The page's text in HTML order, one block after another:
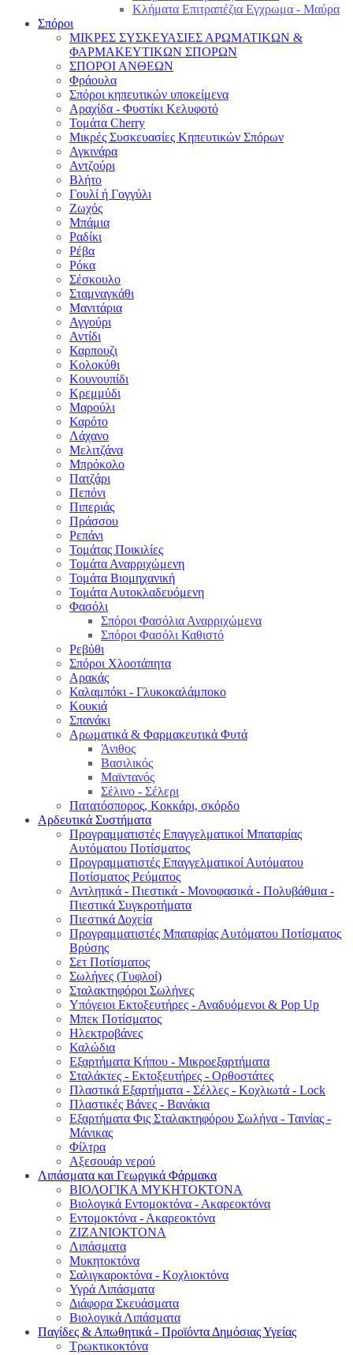
Κλήματα Επιτραπέζια Εγχρωμα - Μαύρα
Σπόροι
ΜΙΚΡΕΣ ΣΥΣΚΕΥΑΣΙΕΣ ΑΡΩΜΑΤΙΚΩΝ &
ΦΑΡΜΑΚΕΥΤΙΚΩΝ ΣΠΟΡΩΝ
ΣΠΟΡΟΙ ΑΝΘΕΩΝ
Φράουλα
Σπόροι κηπευτικών υποκείμενα
Αραχίδα - Φυστίκι Κελυφοτό
Τομάτα Cherry
Μικρές Συσκευασίες Κηπευτικών Σπόρων
Αγκινάρα
Αντζούρι
Βλήτο
Γουλί ή Γογγύλι
Ζωχός
Μπάμια
Ραδίκι
Ρέβα
Ρόκα
Σέσκουλο
Σταμναγκάθι
Μανιτάρια
Αγγούρι
Αντίδι
Καρπουζι
Κολοκύθι
Κουνουπίδι
Κρεμμύδι
Μαρούλι
Καρότο
Λάχανο
Μελιτζάνα
Μπρόκολο
Πατζάρι
Πεπόνι
Πιπεριάς
Πράσσου
Ρεπάνι
Τομάτας Ποικιλίες
Τομάτα Αναρριχώμενη
Τομάτα Βιομηχανική
Τομάτα Αυτοκλαδευόμενη
Φασόλι
Σπόροι Φασόλια Αναρριχώμενα
Σπόροι Φασόλι Καθιστό
Ρεβύθι
Σπόροι Χλοοτάπητα
Αρακάς
Καλαμπόκι - Γλυκοκαλάμποκο
Κουκιά
Σπανάκι
Αρωματικά & Φαρμακευτικά Φυτά
Άνιθος
Βασιλικός
Μαϊντανός
Σέλινο - Σέλερι
Πατατόσπορος, Κοκκάρι, σκόρδο
Αρδευτικά Συστήματα
Προγραμματιστές Επαγγελματικοί Μπαταρίας
Αυτόματου Ποτίσματος
Προγραμματιστές Επαγγελματικοί Αυτόματου
Ποτίσματος Ρεύματος
Αντλητικά - Πιεστικά - Μονοφασικά - Πολυβάθμια -
Πιεστικά Συγκροτήματα
Πιεστικά Δοχεία
Προγραμματιστές Μπαταρίας Αυτόματου Ποτίσματος
Βρύσης
Σετ Ποτίσματος
Σωλήνες (Τυφλοί)
Σταλακτηφόροι Σωλήνες
Υπόγειοι Εκτοξευτήρες - Αναδυόμενοι & Pop Up
Μπεκ Ποτίσματος
Ηλεκτροβάνες
Καλώδια
Εξαρτήματα Κήπου - Μικροεξαρτήματα
Σταλάκτες - Εκτοξευτήρες - Ορθοστάτες
Πλαστικά Εξαρτήματα - Σέλλες - Κοχλιωτά - Lock
Πλαστικές Βάνες - Βανάκια
Εξαρτήματα Φις Σταλακτηφόρου Σωλήνα - Ταινίας -
Μάνικας
Φίλτρα
Αξεσουάρ νερού
Λιπάσματα και Γεωργικά Φάρμακα
ΒΙΟΛΟΓΙΚΑ ΜΥΚΗΤΟΚΤΟΝΑ
Βιολογικά Εντομοκτόνα - Ακαρεοκτόνα
Εντομοκτόνα - Ακαρεοκτόνα
ΖΙΖΑΝΙΟΚΤΟΝΑ
Λιπάσματα
Μυκητοκτόνα
Σαλιγκαροκτόνα - Κοχλιοκτόνα
Υγρά Λιπάσματα
Διάφορα Σκευάσματα
Βιολογικά Λιπάσματα
Παγίδες & Απωθητικά - Προϊόντα Δημόσιας Υγείας
Τρωκτικοκτόνα